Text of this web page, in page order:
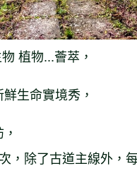
植物...薈萃，
生命實境秀，
，除了古道主線外，